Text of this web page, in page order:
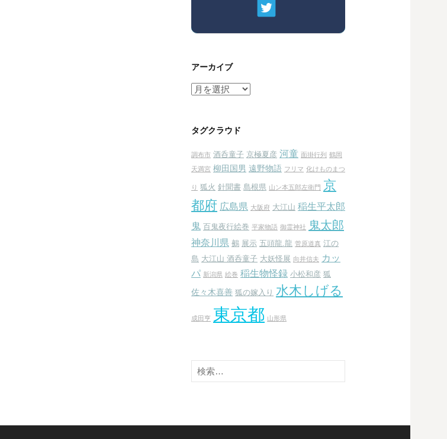
アーカイブ
ア
イ
タグクラウド
調布市 酒呑童子 京極夏彦 河童 面掛行列 鶴岡
天満宮 柳田国男 遠野物語 フリマ 化けものまつ
り 狐火 針聞書 島根県 山ン本五郎左衛門 京
都府 広島県 大阪府 大江山 稲生平太郎
鬼 百鬼夜行絵巻 平家物語 御霊神社 鬼太郎
神奈川県 鵺 展示 五頭龍.龍 菅原道真 江の
島 大江山 酒呑童子 大妖怪展 向井信夫 カッ
パ 新潟県 絵巻 稲生物怪録 小松和彦 狐
佐々木喜善 狐の嫁入り 水木しげる
成田亨 東京都 山形県
検
索: